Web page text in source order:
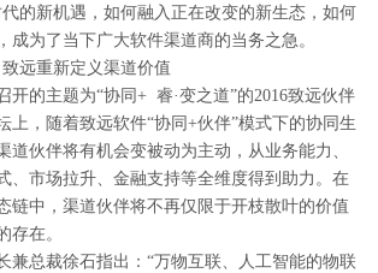
的新机遇，如何融入正在改变的新生态，如何
成为了当下广大软件渠道商的当务之急。
远重新定义渠道价值
开的主题为“协同+ 睿·变之道”的2016致远伙伴
上，随着致远软件“协同+伙伴”模式下的协同生
道伙伴将有机会变被动为主动，从业务能力、
、市场拉升、金融支持等全维度得到助力。在
链中，渠道伙伴将不再仅限于开枝散叶的价值
存在。
兼总裁徐石指出：“万物互联、人工智能的物联